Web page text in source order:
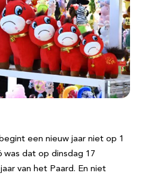
een nieuw jaar niet op 1
was dat op dinsdag 17
van het Paard. En niet